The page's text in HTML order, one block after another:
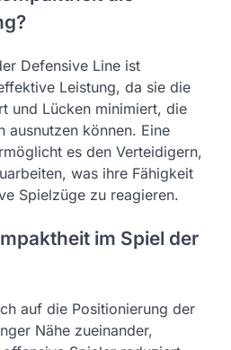
Defensive Line ist
Leistung, da sie die
und Lücken minimiert, die
ausnutzen können. Eine
es den Verteidigern,
was ihre Fähigkeit
Spielzüge zu reagieren.
im Spiel der
auf die Positionierung der
Nähe zueinander,